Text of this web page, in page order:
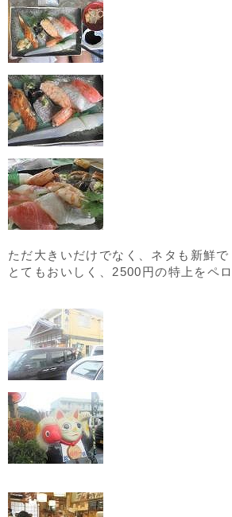
ただ大きいだけでなく、ネタも新鮮で
とてもおいしく、2500円の特上をペ